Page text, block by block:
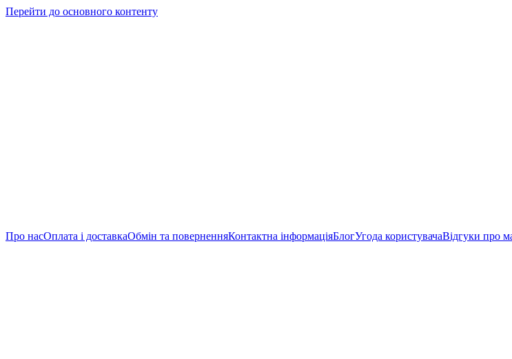
Перейти до основного контенту
Про насОплата і доставкаОбмін та поверненняКонтактна інформаціяБлогУгода користувачаВідгуки про